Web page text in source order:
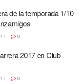
de la temporada 1/10
0
2017 en Club
0